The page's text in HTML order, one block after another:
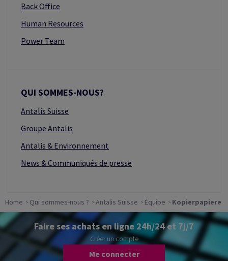
Back Office
Human Resources
Power Team
QUI SOMMES-NOUS?
Antalis Suisse
Groupe Antalis
Antalis & Environnement
News & Communiqués de presse
Home Qui sommes-nous ? Antalis Suisse Équipe Kopierpapiere
Faire ses achats en ligne 24h/24 et 7j/7
Créer un compte
Me connecter